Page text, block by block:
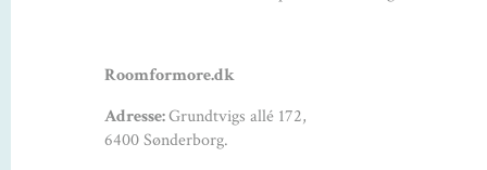
Roomformore.dk
Adresse:Grundtvigs allé 172,
6400 Sønderborg.